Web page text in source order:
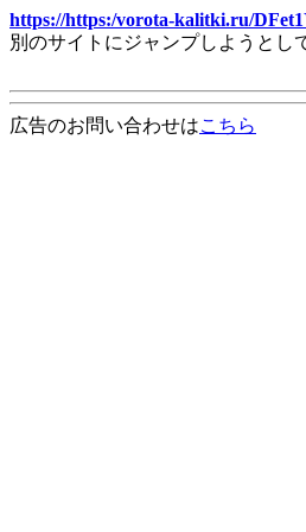
https://https:/vorota-kalitki.ru/
別のサイトにジャンプしようとし
広告のお問い合わせはこちら